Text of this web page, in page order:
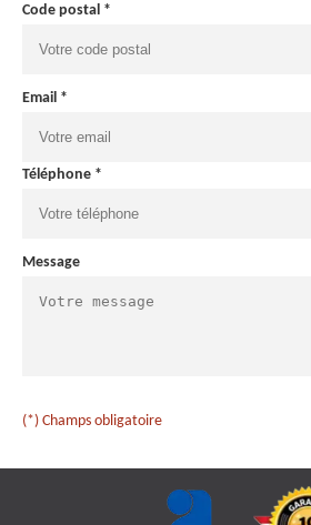
Code postal *
Email *
Téléphone *
Message
(*) Champs obligatoire